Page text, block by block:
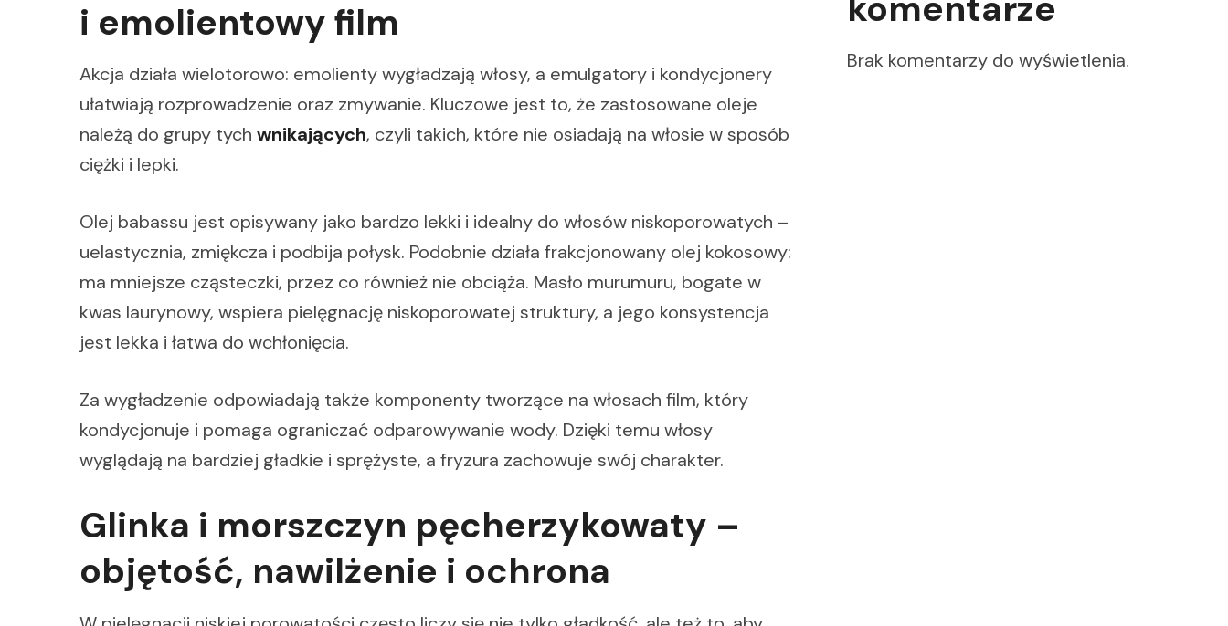
i emolientowy film
Akcja działa wielotorowo: emolienty wygładzają włosy, a emulgatory i kondycjonery
ułatwiają rozprowadzenie oraz zmywanie. Kluczowe jest to, że zastosowane oleje
należą do grupy tych wnikających, czyli takich, które nie osiadają na włosie w sposób
ciężki i lepki.
Olej babassu jest opisywany jako bardzo lekki i idealny do włosów niskoporowatych –
uelastycznia, zmiękcza i podbija połysk. Podobnie działa frakcjonowany olej kokosowy:
ma mniejsze cząsteczki, przez co również nie obciąża. Masło murumuru, bogate w
kwas laurynowy, wspiera pielęgnację niskoporowatej struktury, a jego konsystencja
jest lekka i łatwa do wchłonięcia.
Za wygładzenie odpowiadają także komponenty tworzące na włosach film, który
kondycjonuje i pomaga ograniczać odparowywanie wody. Dzięki temu włosy
wyglądają na bardziej gładkie i sprężyste, a fryzura zachowuje swój charakter.
Glinka i morszczyn pęcherzykowaty –
objętość, nawilżenie i ochrona
Brak komentarzy do wyświetlenia.